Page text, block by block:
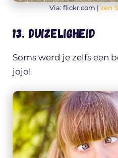
Via: flickr.com | zen
13. Duizeligheid
Soms werd je zelfs een
jojo!